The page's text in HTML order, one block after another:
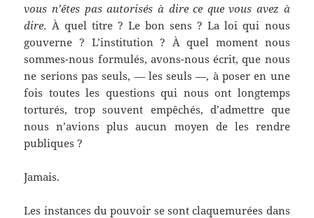
vous n’êtes pas autorisés à dire ce que vous avez à
dire. À quel titre ? Le bon sens ? La loi qui nous
gouverne ? L’institution ? À quel moment nous
sommes-nous formulés, avons-nous écrit, que nous
ne serions pas seuls, — les seuls —, à poser en une
fois toutes les questions qui nous ont longtemps
torturés, trop souvent empêchés, d’admettre que
nous n’avions plus aucun moyen de les rendre
publiques ?
Jamais.
Les instances du pouvoir se sont claquemurées dans